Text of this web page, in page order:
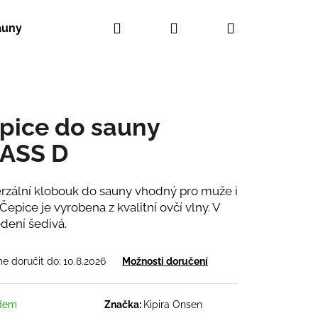
Hledat PřihlášeníNákupní
do sauny
D
klobouk do sauny vhodný pro muže i
je vyrobena z kvalitní ovčí vlny. V
šedivá.
doručit do: 10.8.2026 Možnosti doručení
Značka: Kipira Onsen
CLASS SPIKE